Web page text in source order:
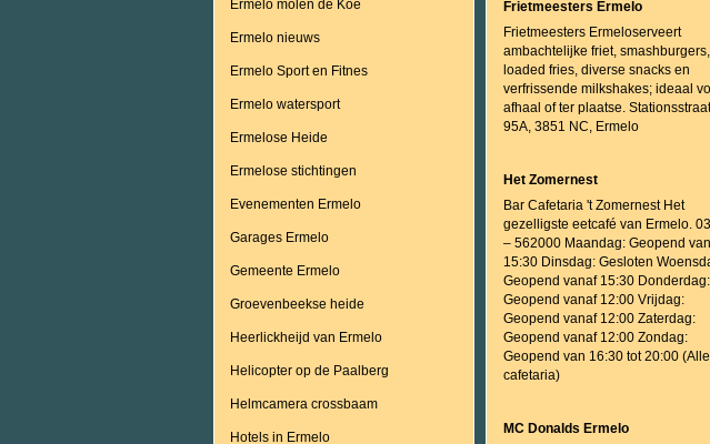
Ermelo molen de Koe
Ermelo nieuws
Ermelo Sport en Fitnes
Ermelo watersport
Ermelose Heide
Ermelose stichtingen
Evenementen Ermelo
Garages Ermelo
Gemeente Ermelo
Groevenbeekse heide
Heerlickheijd van Ermelo
Helicopter op de Paalberg
Helmcamera crossbaam
Hotels in Ermelo
Frietmeesters Ermelo
Frietmeesters Ermeloserveert
ambachtelijke friet, smashburgers,
loaded fries, diverse snacks en
verfrissende milkshakes; ideaal
afhaal of ter plaatse. Stationsstraat
95A, 3851 NC, Ermelo
Het Zomernest
Bar Cafetaria 't Zomernest Het
gezelligste eetcafé van Ermelo.
– 562000 Maandag: Geopend
15:30 Dinsdag: Gesloten
Geopend vanaf 15:30 Donderdag:
Geopend vanaf 12:00 Vrijdag:
Geopend vanaf 12:00 Zaterdag:
Geopend vanaf 12:00 Zondag:
Geopend van 16:30 tot 20:00
cafetaria)
MC Donalds Ermelo